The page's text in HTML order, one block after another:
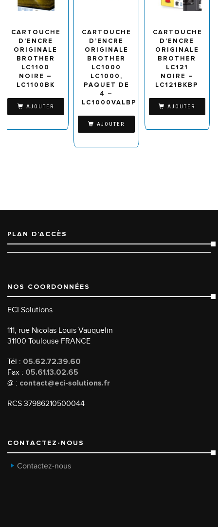
CARTOUCHE
D’ENCRE
ORIGINALE
BROTHER
LC1100
NOIRE –
LC1100BK
AJOUTER
CARTOUCHE
D’ENCRE
ORIGINALE
BROTHER
LC1000
LC1000,
PAQUET DE
4 –
LC1000VALBP
AJOUTER
CARTOUCHE
D’ENCRE
ORIGINALE
BROTHER
LC121
NOIRE –
LC121BKBP
AJOUTER
PLAN D’ACCÈS
NOS COORDONNÉES
ECI Solutions
111, rue Nicolas Louis Vauquelin
31100 Toulouse FRANCE
Tél : 05.62.72.39.60
Fax : 05.61.13.02.65
@ : contact@eci-solutions.fr
RCS 37986210500044
CONTACTEZ-NOUS
Contactez-nous